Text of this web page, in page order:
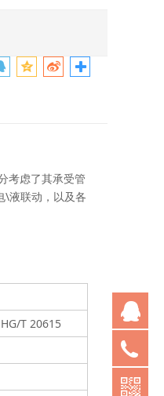
考虑了其承受管
\液联动，以及各
T 20615